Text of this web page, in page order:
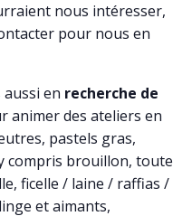
nous intéresser,
pour nous en
en recherche de
animer des ateliers en
pastels gras,
compris brouillon, toute
ficelle / laine / raffias /
et aimants,